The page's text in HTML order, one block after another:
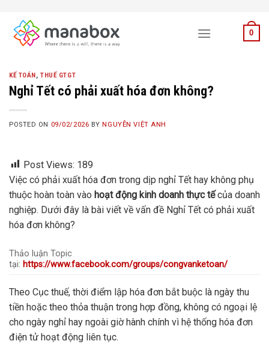
content
0
KẾ TOÁN,THUẾ GTGT
Nghỉ Tết có phải xuất hóa đơn không?
POSTED ON 09/02/2026 BYNGUYỄN VIỆT ANH
Post Views: 189
Việc có phải xuất hóa đơn trong dịp nghỉ Tết hay không phụ
thuộc hoàn toàn vào hoạt động kinh doanh thực tếcủa doanh
nghiệp. Dưới đây là bài viết về vấn đề Nghỉ Tết có phải xuất
hóa đơn không?
Thảo luận Topic
tại: https://www.facebook.com/groups/congvanketoan/
Theo Cục thuế, thời điểm lập hóa đơn bắt buộc là ngày thu
tiền hoặc theo thỏa thuận trong hợp đồng, không có ngoại lệ
cho ngày nghỉ hay ngoài giờ hành chính vì hệ thống hóa đơn
điện tử hoạt động liên tục.